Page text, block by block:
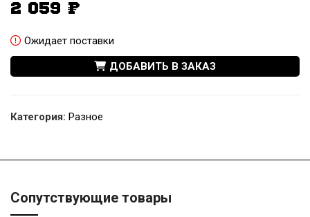
2 059 ₽
Ожидает поставки
ДОБАВИТЬ В ЗАКАЗ
Категория: Разное
Сопутствующие товары